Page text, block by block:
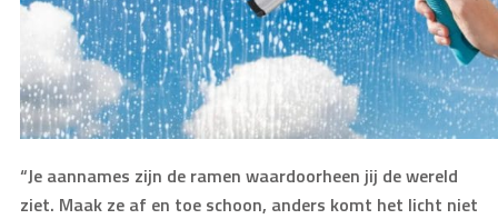
“Je aannames zijn de ramen waardoorheen jij de wereld
ziet. Maak ze af en toe schoon, anders komt het licht niet